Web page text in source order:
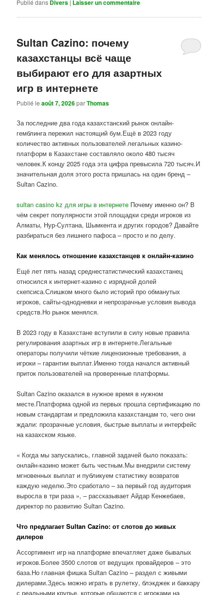
Publié dans Divers | Laisser un commentaire
Sultan Cazino: почему
казахстанцы всё чаще
выбирают его для азартных
игр в интернете
Publié leaoût 7, 2026parThomas
За последние два года казахстанский рынок онлайн-
гемблинга пережил настоящий бум.Ещё в 2023 году
количество активных пользователей легальных казино-
платформ в Казахстане составляло около 480 тысяч
человек.К концу 2025 года эта цифра превысила 720 тысяч.И
значительная доля этого роста пришлась на один бренд –
Sultan Cazino.
sultan casino kz для игры в интернете Почему именно он? В
чём секрет популярности этой площадки среди игроков из
Алматы, Нур-Султана, Шымкента и других городов? Давайте
разбираться без лишнего пафоса – просто и по делу.
Как менялось отношение казахстанцев к онлайн-казино
Ещё лет пять назад среднестатистический казахстанец
относился к интернет-казино с изрядной долей
скепсиса.Слишком много было историй про обманутых
игроков, сайты-однодневки и непрозрачные условия вывода
средств.Но рынок менялся.
В 2023 году в Казахстане вступили в силу новые правила
регулирования азартных игр в интернете.Легальные
операторы получили чёткие лицензионные требования, а
игроки – гарантии выплат.Именно тогда начался активный
приток пользователей на проверенные платформы.
Sultan Cazino оказался в нужное время в нужном
месте.Платформа одной из первых прошла сертификацию по
новым стандартам и предложила казахстанцам то, чего они
ждали: прозрачные условия, быстрые выплаты и интерфейс
на казахском языке.
« Когда мы запускались, главной задачей было показать:
онлайн-казино может быть честным.Мы внедрили систему
мгновенных выплат и публикуем статистику возвратов
каждую неделю.Это сработало – за первый год аудитория
выросла в три раза », – рассказывает Айдар Кенжебаев,
директор по развитию Sultan Cazino.
Что предлагает Sultan Cazino: от слотов до живых
дилеров
Ассортимент игр на платформе впечатляет даже бывалых
игроков.Более 3500 слотов от ведущих провайдеров – это
база.Но главная фишка Sultan Cazino – раздел с живыми
дилерами.Здесь можно играть в рулетку, блэкджек и баккару
с реальными крупье, которые общаются с игроками на